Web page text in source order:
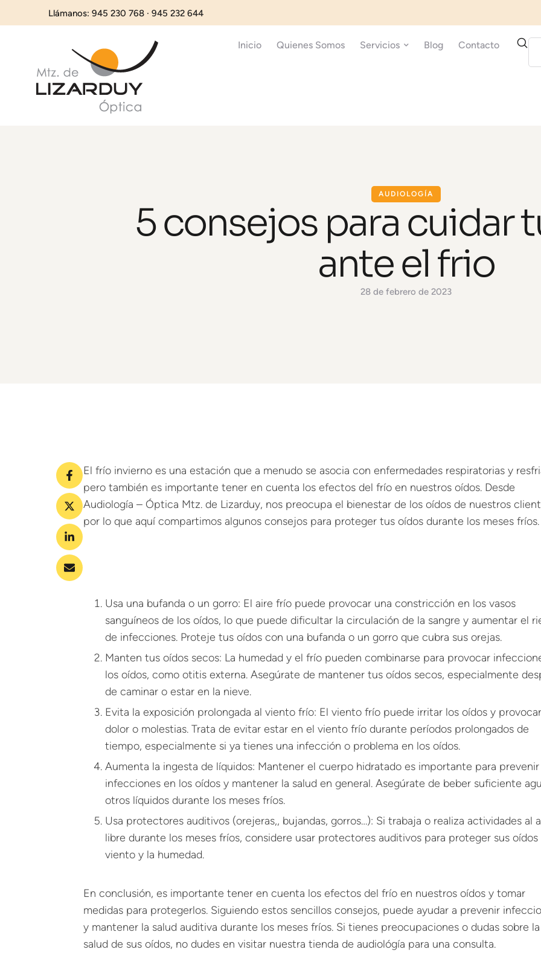
Llámanos: 945 230 768 · 945 232 644
Inicio Quienes Somos Servicios Blog Contacto
AUDIOLOGÍA
5 consejos para cuidar
ante el frio
28 de febrero de 2023
El frío invierno es una estación que a menudo se asocia con enfermedades respiratorias y
pero también es importante tener en cuenta los efectos del frío en nuestros oídos. Desde
Audiología – Óptica Mtz. de Lizarduy, nos preocupa el bienestar de los oídos de nuestros
por lo que aquí compartimos algunos consejos para proteger tus oídos durante los meses fríos.
Usa una bufanda o un gorro: El aire frío puede provocar una constricción en los vasos
sanguíneos de los oídos, lo que puede dificultar la circulación de la sangre y aumentar el
de infecciones. Proteje tus oídos con una bufanda o un gorro que cubra sus orejas.
Manten tus oídos secos: La humedad y el frío pueden combinarse para provocar
los oídos, como otitis externa. Asegúrate de mantener tus oídos secos, especialmente
de caminar o estar en la nieve.
Evita la exposición prolongada al viento frío: El viento frío puede irritar los oídos y provocar
dolor o molestias. Trata de evitar estar en el viento frío durante períodos prolongados de
tiempo, especialmente si ya tienes una infección o problema en los oídos.
Aumenta la ingesta de líquidos: Mantener el cuerpo hidratado es importante para prevenir
infecciones en los oídos y mantener la salud en general. Asegúrate de beber suficiente
otros líquidos durante los meses fríos.
Usa protectores auditivos (orejeras,, bujandas, gorros…): Si trabaja o realiza actividades al
libre durante los meses fríos, considere usar protectores auditivos para proteger sus oídos
viento y la humedad.
En conclusión, es importante tener en cuenta los efectos del frío en nuestros oídos y tomar
medidas para protegerlos. Siguiendo estos sencillos consejos, puede ayudar a prevenir
y mantener la salud auditiva durante los meses fríos. Si tienes preocupaciones o dudas sobre la
salud de sus oídos, no dudes en visitar nuestra tienda de audiológía para una consulta.